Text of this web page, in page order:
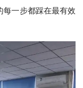
每一步都踩在最有效